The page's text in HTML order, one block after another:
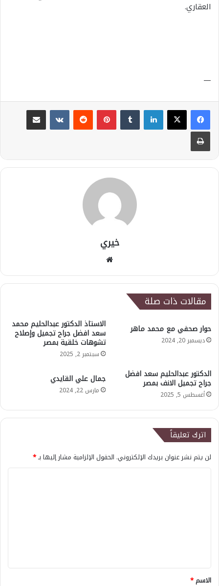
العقاري.
—
لينكدإن بينتيريست
مشاركة عبر البريد
طباعة
خيري
مقالات ذات صلة
حوار صحفي مع محمد ماهر
ديسمبر 20, 2024
الاستاذ الدكتور عبدالحليم محمد
سعد افضل جراح تجميل وإصلاح
تشوهات خلقية بمصر
سبتمبر 2, 2025
الدكتور عبدالحليم سعد افضل
جراح تجميل الانف بمصر
أغسطس 5, 2025
جمال علي القايدي
مارس 22, 2024
اترك تعليقاً
لن يتم نشر عنوان بريدك الإلكتروني. الحقول الإلزامية مشار إليها بـ*
*
الاسم*